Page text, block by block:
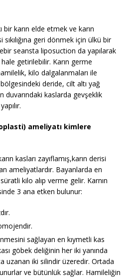
bir karın elde etmek ve karın
geri dönmek için ülkü bir
seansta liposuction da yapılarak
getirilebilir. Karın germe
kilo dalgalanmaları ile
deride, cilt altı yağ
duvarındaki kaslarda gevşeklik
ameliyatı kimlere
kasları zayıflamış,karın derisi
ameliyatlardır. Bayanlarda en
kilo alıp verme gelir. Karnın
3 ana etken bulunur:
sağlayan en kıymetli kas
göbek deliğinin her iki yanında
uzanan iki silindir üzeredir. Ortada
ve bütünlük sağlar. Hamileliğin